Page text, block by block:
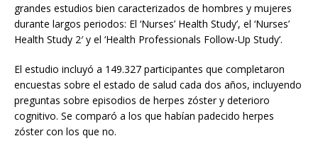
grandes estudios bien caracterizados de hombres y mujeres
durante largos periodos: El ‘Nurses’ Health Study’, el ‘Nurses’
Health Study 2′ y el ‘Health Professionals Follow-Up Study’.
El estudio incluyó a 149.327 participantes que completaron
encuestas sobre el estado de salud cada dos años, incluyendo
preguntas sobre episodios de herpes zóster y deterioro
cognitivo. Se comparó a los que habían padecido herpes
zóster con los que no.